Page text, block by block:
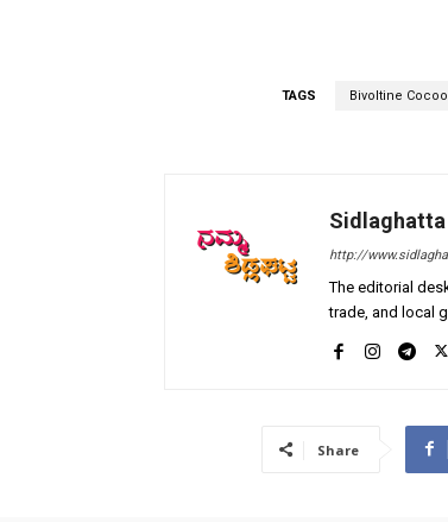
TAGS Bivoltine
Sidlaghatta
http://
The editorial
trade, and local
Share